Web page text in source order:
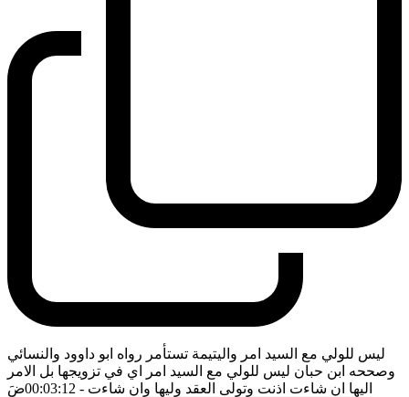
ليس للولي مع السيد امر واليتيمة تستأمر رواه ابو داوود والنسائي
وصححه ابن حبان ليس للولي مع السيد امر اي في تزويجها بل الامر
اليها ان شاءت اذنت وتولى العقد وليها وان شاءت - 00:03:12 ضَ